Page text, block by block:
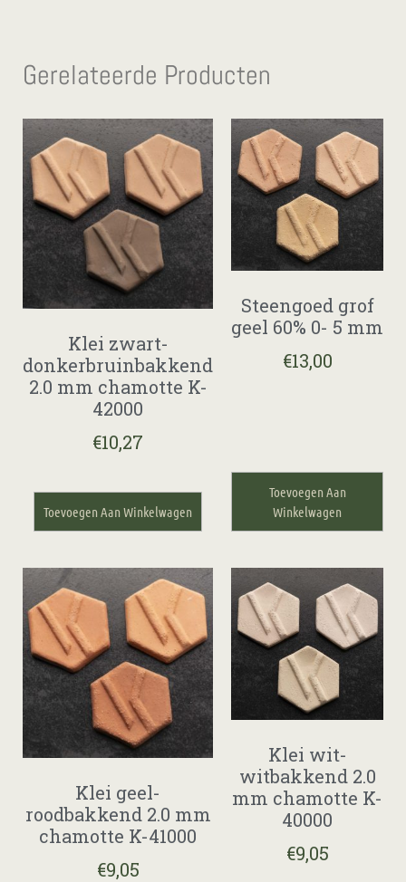
Gerelateerde Producten
Klei zwart-
donkerbruinbakkend
2.0 mm chamotte K-
42000
€10,27
Toevoegen Aan Winkelwagen
Steengoed grof
geel 60% 0- 5 mm
€13,00
Toevoegen Aan
Winkelwagen
Klei geel-
roodbakkend 2.0 mm
chamotte K-41000
€9,05
Klei wit-
witbakkend 2.0
mm chamotte K-
40000
€9,05